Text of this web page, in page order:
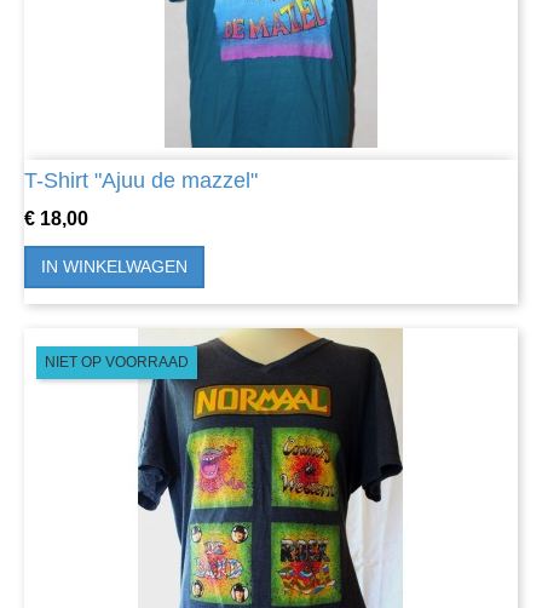
T-Shirt "Ajuu de mazzel"
Prijs
€ 18,00
IN WINKELWAGEN
NIET OP VOORRAAD